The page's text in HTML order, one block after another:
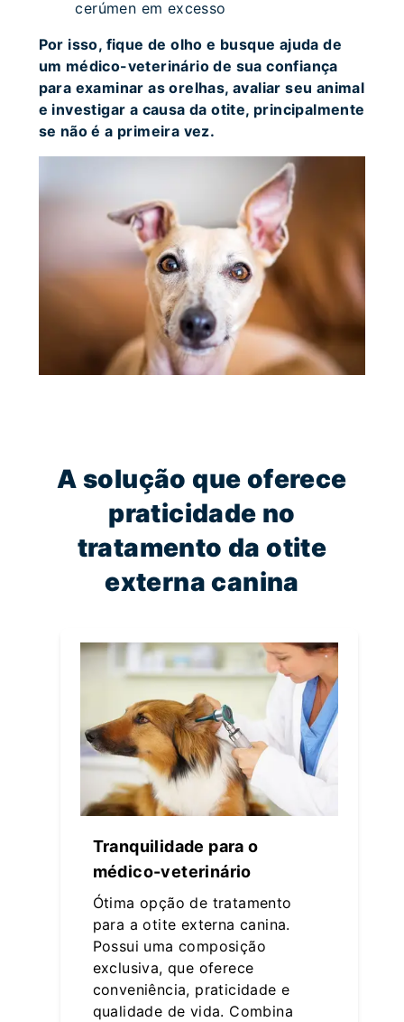
cerúmen em excesso
Por isso, fique de olho e busque ajuda de
um médico-veterinário de sua confiança
para examinar as orelhas, avaliar seu animal
e investigar a causa da otite, principalmente
se não é a primeira vez.
A solução que oferece
praticidade no
tratamento da otite
externa canina
Tranquilidade para o
médico-veterinário
Ótima opção de tratamento
para a otite externa canina.
Possui uma composição
exclusiva, que oferece
conveniência, praticidade e
qualidade de vida. Combina